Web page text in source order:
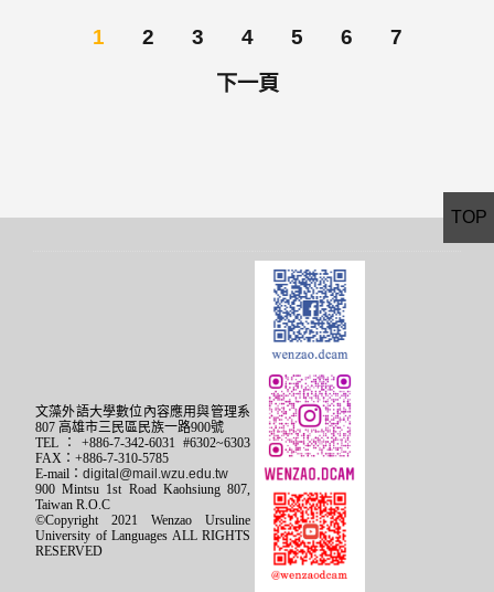
1 2 3 4 5 6
7
下一頁
文藻外語大學數位內容應用與管理系
807 高雄市三民區民族一路900號
TEL：+886-7-342-6031 #6302~6303
FAX：+886-7-310-5785
E-mail： digital@mail.wzu.edu.tw
900 Mintsu 1st Road Kaohsiung 807,
Taiwan R.O.C
©Copyright 2021 Wenzao Ursuline
University of Languages ALL RIGHTS
RESERVED
TOP